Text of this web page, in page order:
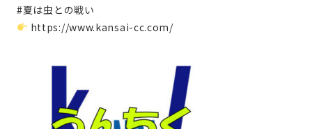
#夏は虫との戦い
https://www.kansai-cc.com/